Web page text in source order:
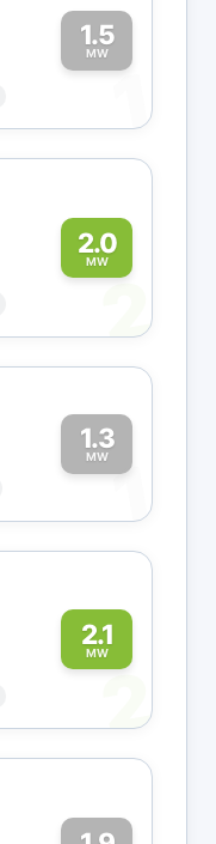
1.5
MW
1
2.0
MW
2
1.3
MW1
2.1
MW
2